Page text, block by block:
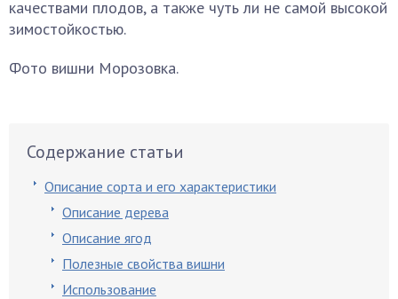
качествами плодов, а также чуть ли не самой высокой
зимостойкостью.
Фото вишни Морозовка.
Содержание статьи
Описание сорта и его характеристики
Описание дерева
Описание ягод
Полезные свойства вишни
Использование